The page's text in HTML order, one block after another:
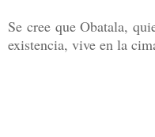
Se cree que Obatala,
existencia, vive en la